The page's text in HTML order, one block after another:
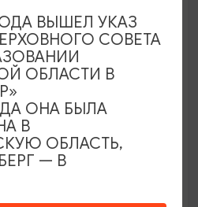
керамике Елены
ВЫШЕЛ УКАЗ
СОВЕТА
ОБЛАСТИ В
ОНА БЫЛА
В
ОБЛАСТЬ,
— В